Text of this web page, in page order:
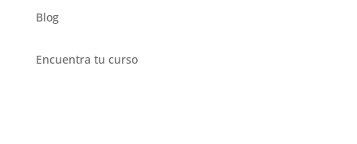
Blog
Encuentra tu curso